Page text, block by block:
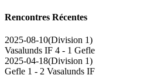
Rencontres Récentes
2025-08-10(Division 1)
Vasalunds IF 4 - 1 Gefle
2025-04-18(Division 1)
Gefle 1 - 2 Vasalunds IF